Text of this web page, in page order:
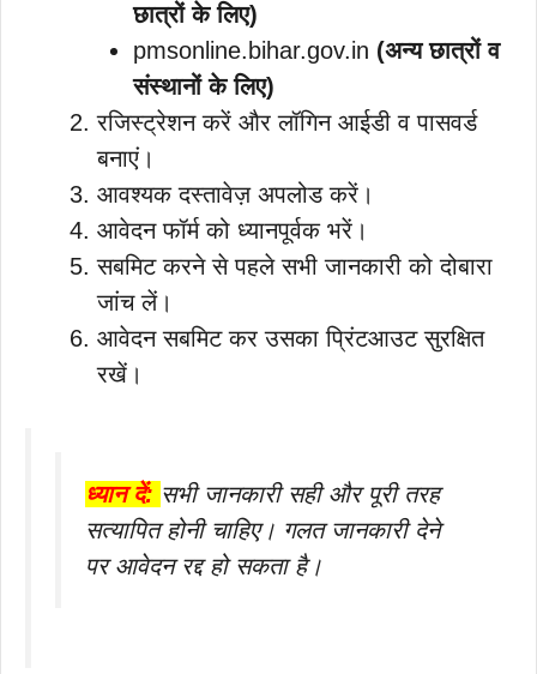
छात्रों के लिए)
pmsonline.bihar.gov.in (अन्य छात्रों व
संस्थानों के लिए)
रजिस्ट्रेशन करें और लॉगिन आईडी व पासवर्ड
बनाएं।
आवश्यक दस्तावेज़ अपलोड करें।
आवेदन फॉर्म को ध्यानपूर्वक भरें।
सबमिट करने से पहले सभी जानकारी को दोबारा
जांच लें।
आवेदन सबमिट कर उसका प्रिंटआउट सुरक्षित
रखें।
ध्यान दें: सभी जानकारी सही और पूरी तरह
सत्यापित होनी चाहिए। गलत जानकारी देने
पर आवेदन रद्द हो सकता है।